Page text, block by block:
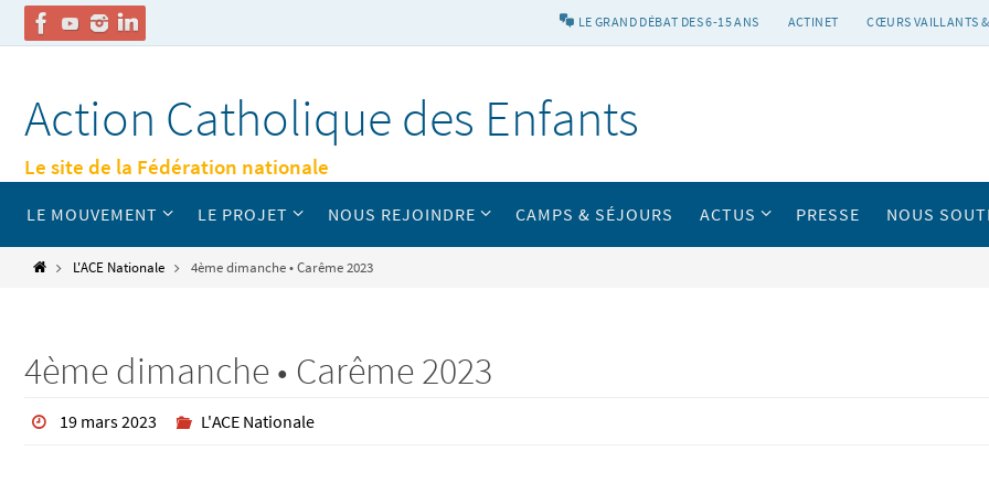
contenu
LE GRAND DÉBAT DES 6-15 ANS ACTINET CŒURS VAILLANTS
Action Catholique des Enfants
Le site de la Fédération nationale
contenu
LE MOUVEMENT LE PROJET NOUS REJOINDRE CAMPS & SÉJOURS ACTUS PRESSE NOUS
HomeL'ACE Nationale 4ème dimanche • Carême 2023
4ème dimanche • Carême 2023
19 mars 2023 L'ACE Nationale